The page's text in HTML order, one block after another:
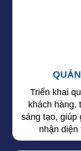
Triển khai
khách hàng,
sáng tạo, giúp
nhận